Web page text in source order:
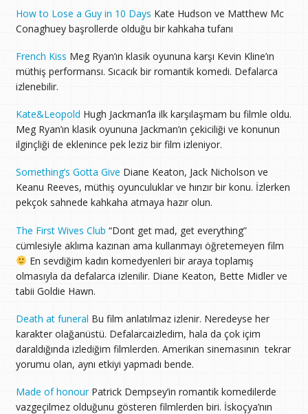
How to Lose a Guy in 10 Days Kate Hudson ve Matthew Mc
Conaghuey başrollerde olduğu bir kahkaha tufanı
French Kiss Meg Ryan’ın klasik oyununa karşı Kevin Kline’ın
müthiş performansı. Sıcacık bir romantik komedi. Defalarca
izlenebilir.
Kate&Leopold Hugh Jackman’la ilk karşılaşmam bu filmle oldu.
Meg Ryan’ın klasik oyununa Jackman’ın çekiciliği ve konunun
ilginçliği de eklenince pek leziz bir film izleniyor.
Something’s Gotta Give Diane Keaton, Jack Nicholson ve
Keanu Reeves, müthiş oyunculuklar ve hınzır bir konu. İzlerken
pekçok sahnede kahkaha atmaya hazır olun.
The First Wives Club “Dont get mad, get everything”
cümlesiyle aklıma kazınan ama kullanmayı öğretemeyen film
En sevdiğim kadın komedyenleri bir araya toplamış
olmasıyla da defalarca izlenilir. Diane Keaton, Bette Midler ve
tabii Goldie Hawn.
Death at funeral Bu film anlatılmaz izlenir. Neredeyse her
karakter olağanüstü. Defalarcaizledim, hala da çok içim
daraldığında izlediğim filmlerden. Amerikan sinemasının tekrar
yorumu olan, aynı etkiyi yapmadı bende.
Made of honourPatrick Dempsey’in romantik komedilerde
vazgeçilmez olduğunu gösteren filmlerden biri. İskoçya’nın